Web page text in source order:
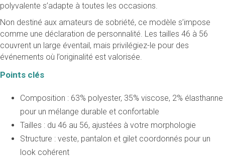
polyvalente s’adapte à toutes les occasions.
Non destiné aux amateurs de sobriété, ce modèle s’impose
comme une déclaration de personnalité. Les tailles 46 à 56
couvrent un large éventail, mais privilégiez-le pour des
événements où l’originalité est valorisée.
Points clés
Composition : 63% polyester, 35% viscose, 2% élasthanne
pour un mélange durable et confortable
Tailles : du 46 au 56, ajustées à votre morphologie
Structure : veste, pantalon et gilet coordonnés pour un
look cohérent